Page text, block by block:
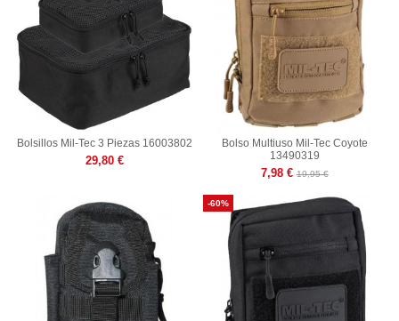
Bolsillos Mil-Tec 3 Piezas 16003802
29,80 €
Bolso Multiuso Mil-Tec Coyote
13490319
7,98 € 19,95 €
-60%